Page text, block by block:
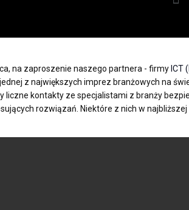
na zaproszenie naszego partnera - firmy ICT
z największych imprez branżowych na
liczne kontakty ze specjalistami z branży
rozwiązań. Niektóre z nich w